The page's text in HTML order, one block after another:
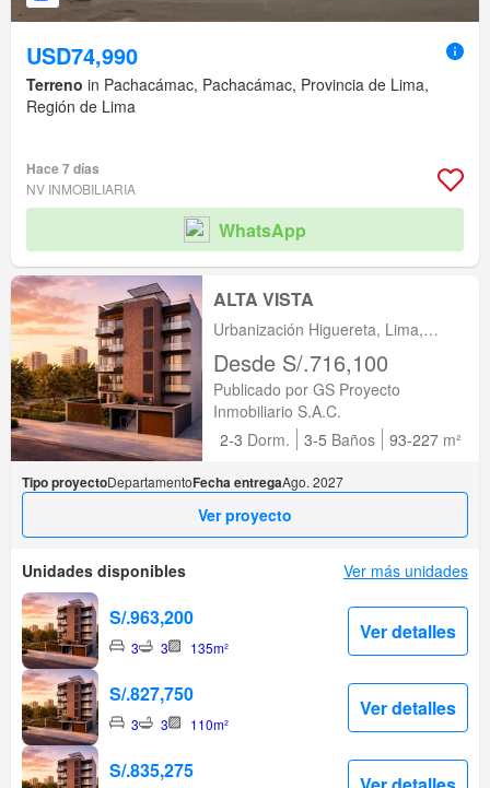
USD74,990
Terreno in Pachacámac, Pachacámac, Provincia de Lima,
Región de Lima
Hace 7 días
NV INMOBILIARIA
WhatsApp
ALTA VISTA
Urbanización Higuereta, Lima,
Santiago de Surco, Lima
Desde S/.716,100
Publicado por GS Proyecto
Inmobiliario S.A.C.
2-3 Dorm. 3-5 Baños 93-227 m²
Tipo proyectoDepartamentoFecha entregaAgo. 2027
Ver proyecto
Unidades disponibles Ver más unidades
S/.963,200
3 3 135m²
Ver detalles
S/.827,750
3 3 110m²
Ver detalles
S/.835,275